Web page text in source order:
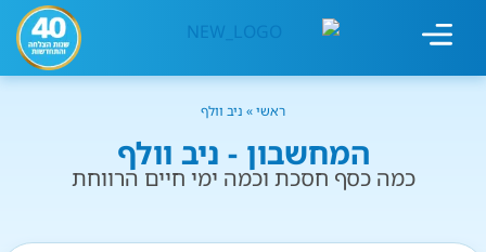
ראשי» ניב וולף
המחשבון - ניב וולף
כמה כסף חסכת וכמה ימי חיים הרווחת